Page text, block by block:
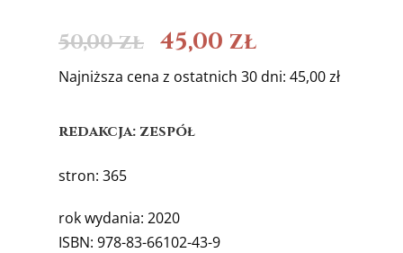
50,00zł 45,00 zł
Najniższa cena z ostatnich 30 dni: 45,00 zł
redakcja: zespół
stron: 365
rok wydania: 2020
ISBN: 978-83-66102-43-9